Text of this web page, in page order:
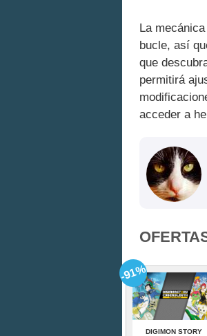
La mecánica
bucle, así
que
permitirá
acceder a
DIGIMON STORY
-91%